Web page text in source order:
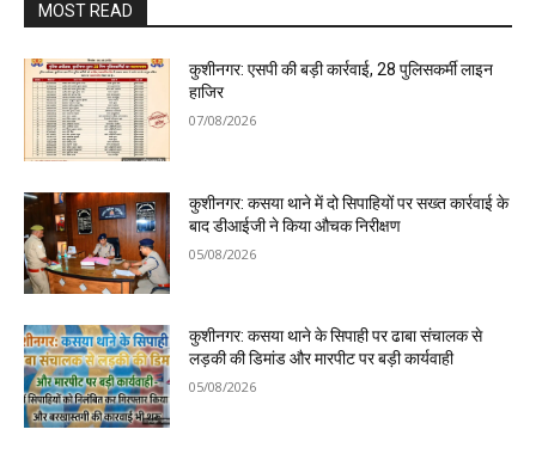
MOST READ
कुशीनगर: एसपी की बड़ी कार्रवाई, 28 पुलिसकर्मी लाइन
हाजिर
07/08/2026
कुशीनगर: कसया थाने में दो सिपाहियों पर सख्त कार्रवाई के
बाद डीआईजी ने किया औचक निरीक्षण
05/08/2026
कुशीनगर: कसया थाने के सिपाही पर ढाबा संचालक से
लड़की की डिमांड और मारपीट पर बड़ी कार्यवाही
05/08/2026